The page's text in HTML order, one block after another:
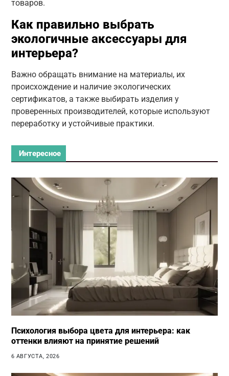
товаров.
Как правильно выбрать
экологичные аксессуары для
интерьера?
Важно обращать внимание на материалы, их
происхождение и наличие экологических
сертификатов, а также выбирать изделия у
проверенных производителей, которые используют
переработку и устойчивые практики.
Интересное
Психология выбора цвета для интерьера: как
оттенки влияют на принятие решений
6 АВГУСТА, 2026